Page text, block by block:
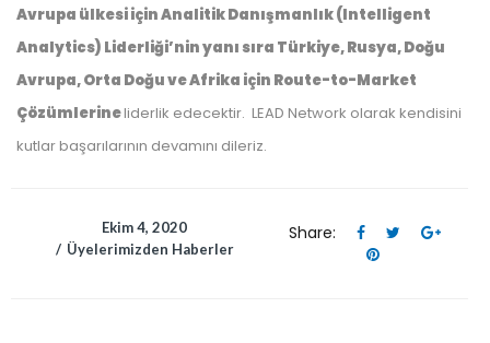
Avrupa ülkesi için Analitik Danışmanlık (Intelligent
Analytics) Liderliği’nin yanı sıra Türkiye, Rusya, Doğu
Avrupa, Orta Doğu ve Afrika için Route-to-Market
Çözümlerineliderlik edecektir. LEAD Network olarak kendisini
kutlar başarılarının devamını dileriz.
Ekim 4, 2020
Üyelerimizden Haberler
Share: